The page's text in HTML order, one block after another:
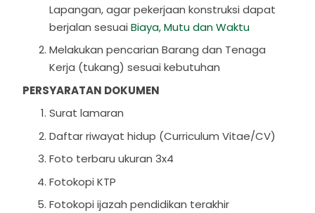
Lapangan, agar pekerjaan konstruksi dapat
berjalan sesuai Biaya, Mutu dan Waktu
Melakukan pencarian Barang dan Tenaga
Kerja (tukang) sesuai kebutuhan
PERSYARATAN DOKUMEN
Surat lamaran
Daftar riwayat hidup (Curriculum Vitae/CV)
Foto terbaru ukuran 3x4
Fotokopi KTP
Fotokopi ijazah pendidikan terakhir